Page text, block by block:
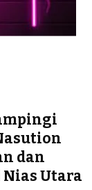
dan
Utara